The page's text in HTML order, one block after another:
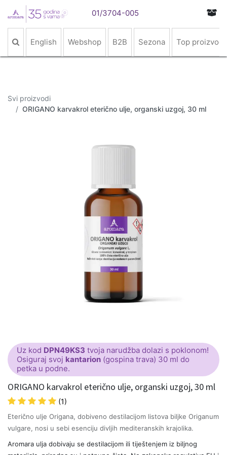
01/3704-005
English Webshop B2B Sezona Top proizvodi
Svi proizvodi
ORIGANO karvakrol eterično ulje, organski uzgoj, 30 ml
Uz kod DPN49KS3 tvoja narudžba dolazi s poklonom!
Osiguraj svoj kantarion (gospina trava) 30 ml do
petka u podne.
ORIGANO karvakrol eterično ulje, organski uzgoj, 30 ml
(1)
Eterično ulje Origana, dobiveno destilacijom listova biljke Origanum
vulgare, nosi u sebi esenciju divljih mediteranskih krajolika.
Aromara ulja dobivaju se destilacijom ili tiještenjem iz biljnog